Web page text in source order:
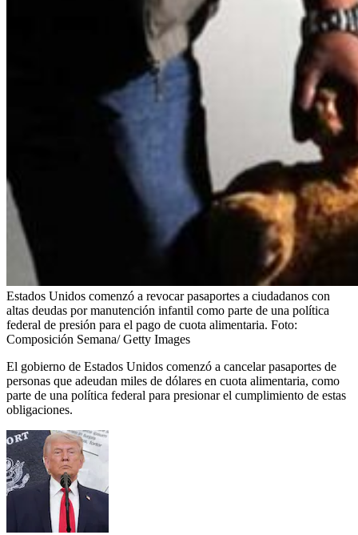
Estados Unidos comenzó a revocar pasaportes a ciudadanos con
altas deudas por manutención infantil como parte de una política
federal de presión para el pago de cuota alimentaria. Foto:
Composición Semana/ Getty Images
El gobierno de Estados Unidos comenzó a cancelar pasaportes de
personas que adeudan miles de dólares en cuota alimentaria, como
parte de una política federal para presionar el cumplimiento de estas
obligaciones.